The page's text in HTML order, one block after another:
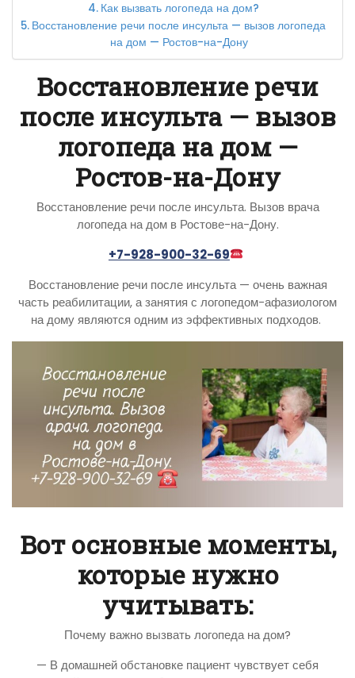
Как вызвать логопеда на дом?
Восстановление речи после инсульта — вызов логопеда
на дом — Ростов-на-Дону
Восстановление речи
после инсульта — вызов
логопеда на дом —
Ростов-на-Дону
Восстановление речи после инсульта. Вызов врача
логопеда на дом в Ростове-на-Дону.
+7-928-900-32-69
Восстановление речи после инсульта — очень важная
часть реабилитации, а занятия с логопедом-афазиологом
на дому являются одним из эффективных подходов.
Вот основные моменты,
которые нужно
учитывать:
Почему важно вызвать логопеда на дом?
— В домашней обстановке пациент чувствует себя